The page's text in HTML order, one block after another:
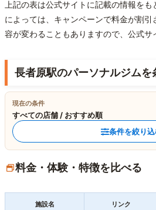
上記の表は公式サイトに記載の情報をも
によっては、キャンペーンで料金が割
容が変わることもありますので、公式サ
長者原駅のパーソナルジムを
現在の条件
すべての店舗 / おすすめ順
条件を絞り
料金・体験・特徴を比べる
施設名 リンク